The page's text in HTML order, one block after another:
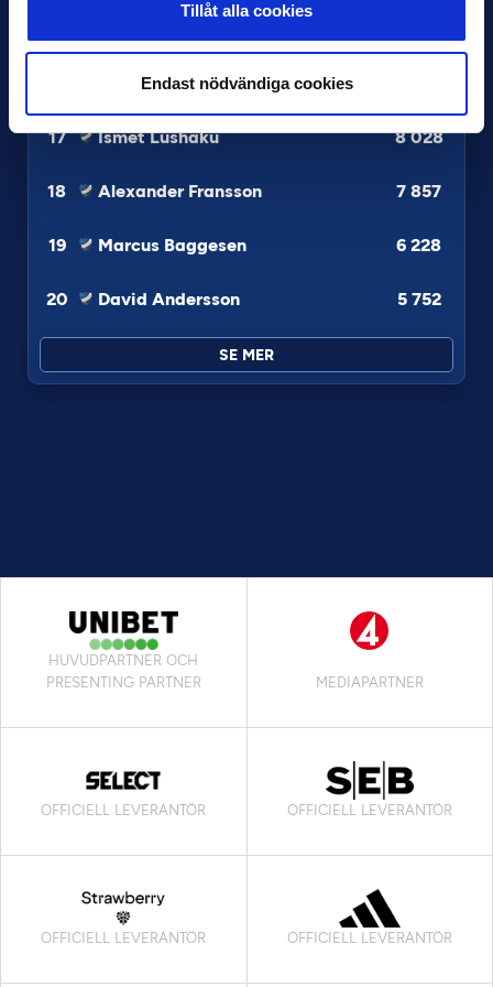
Tillåt alla cookies
Endast nödvändiga cookies
Mamadouba Diaby
17 Ismet Lushaku 8 028
18 Alexander Fransson 7 857
19 Marcus Baggesen 6 228
20 David Andersson 5 752
SE MER
HUVUDPARTNER OCH
PRESENTING PARTNER
MEDIAPARTNER
OFFICIELL LEVERANTÖR OFFICIELL LEVERANTÖR
OFFICIELL LEVERANTÖR OFFICIELL LEVERANTÖR